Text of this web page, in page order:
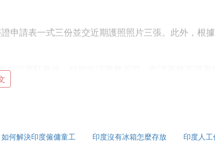
申請表一式三份並交近期護照照片三張。此外，根
印度駐華使、領館申請商務簽證。申請商務簽證需
各省、自治區、直轄市人民政府及其外事辦公室、外
的邀請信，或第一次訪問印度，則只可能獲得停留
如何解決印度僱傭童工
印度沒有冰箱怎麼存放
印度人